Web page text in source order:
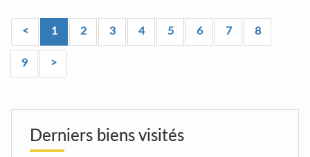
< 1 2 3 4 5 6 7 8
9 >
Derniers biens visités